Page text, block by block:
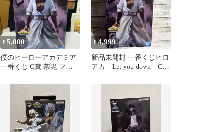
¥5,000
僕のヒーローアカデミア
一番くじ C賞 荼毘 フィ
¥4,999
新品未開封 一番くじヒロ
アカ Let you down C